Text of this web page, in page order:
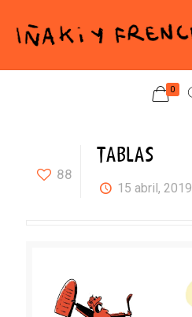
0
88
TABLAS
15 abril, 2019